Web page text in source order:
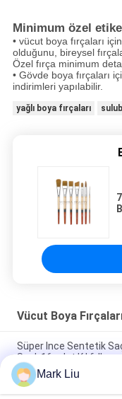
Minimum özel
• vücut boya fırçaları
olduğunu, bireysel
Özel fırça minimum
• Gövde boya fırçaları
indirimleri yapılabilir.
yağlı boya fırçaları
Vücut Boya
Süper Ince Sentetik
Saplı 16 adet Kılıfı Ile
10 ADET Makyaj
Mark Liu